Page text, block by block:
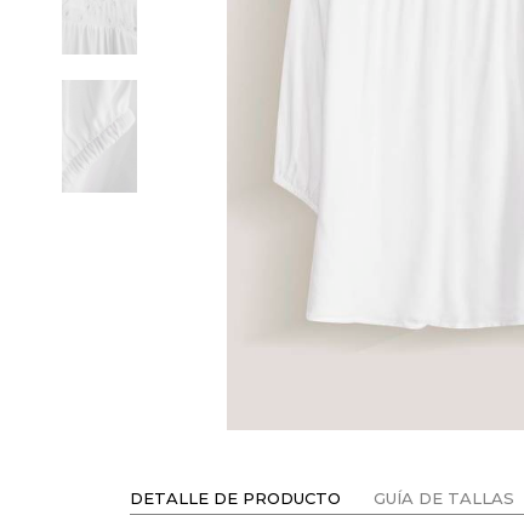
DETALLE DE PRODUCTO GUÍA DE TALLAS